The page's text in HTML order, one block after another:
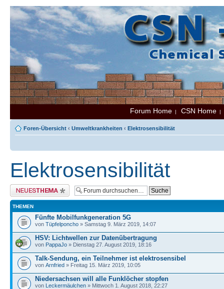
Forum Home | CSN Home
Foren-Übersicht ‹ Umweltkrankheiten ‹ Elektrosensibilität
Elektrosensibilität
Neues Thema erstellen
THEMEN
Fünfte Mobilfunkgeneration 5G
von Tüpfelponcho » Samstag 9. März 2019, 14:07
HSV: Lichtwellen zur Datenübertragung
von PappaJo » Dienstag 27. August 2019, 18:16
Talk-Sendung, ein Teilnehmer ist elektrosensibel
von Arnfried » Freitag 15. März 2019, 10:05
Niedersachsen will alle Funklöcher stopfen
von Leckermäulchen » Mittwoch 1. August 2018, 22:27